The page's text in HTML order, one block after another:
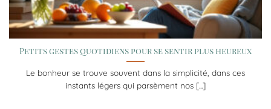
Petits gestes quotidiens pour se sentir plus heureux
Le bonheur se trouve souvent dans la simplicité, dans ces
instants légers qui parsèment nos [...]